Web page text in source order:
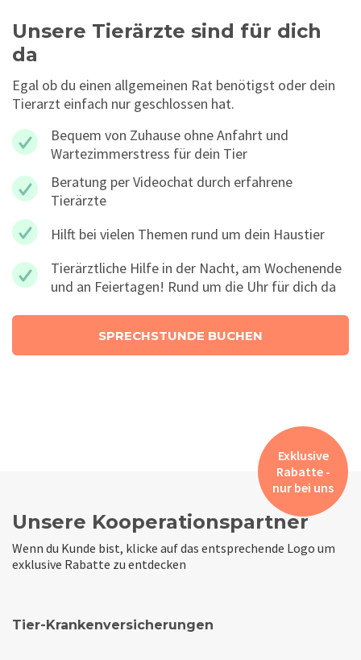
Unsere Tierärzte sind für dich
da
Egal ob du einen allgemeinen Rat benötigst oder dein
Tierarzt einfach nur geschlossen hat.
Bequem von Zuhause ohne Anfahrt und
Wartezimmerstress für dein Tier
Beratung per Videochat durch erfahrene
Tierärzte
Hilft bei vielen Themen rund um dein Haustier
Tierärztliche Hilfe in der Nacht, am Wochenende
und an Feiertagen! Rund um die Uhr für dich da
SPRECHSTUNDE BUCHEN
Exklusive
Rabatte -
nur bei uns
Unsere Kooperationspartner
Wenn du Kunde bist, klicke auf das entsprechende Logo um
exklusive Rabatte zu entdecken
Tier-Krankenversicherungen